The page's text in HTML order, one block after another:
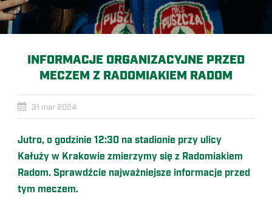
INFORMACJE ORGANIZACYJNE PRZED
MECZEM Z RADOMIAKIEM RADOM
31 mar 2024
Jutro, o godzinie 12:30 na stadionie przy ulicy
Kałuży w Krakowie zmierzymy się z Radomiakiem
Radom. Sprawdźcie najważniejsze informacje przed
tym meczem.